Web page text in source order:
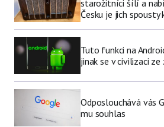
starožitníci šílí a
Česku je jich spousty
Tuto funkci na
jinak se v civilizaci
Odposlouchává vás
mu souhlas